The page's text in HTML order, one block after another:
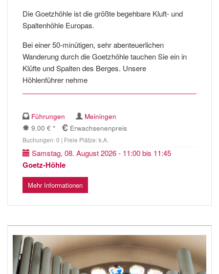
Die Goetzhöhle ist die größte begehbare Kluft- und
Spaltenhöhle Europas.
Bei einer 50-minütigen, sehr abenteuerlichen
Wanderung durch die Goetzhöhle tauchen Sie ein in
Klüfte und Spalten des Berges. Unsere
Höhlenführer nehme
Führungen
Meiningen
9.00 € *
Erwachsenenpreis
Buchungen: 0 | Freie Plätze: k.A.
Samstag, 08. August 2026 - 11:00 bis 11:45
Goetz-Höhle
Mehr Informationen